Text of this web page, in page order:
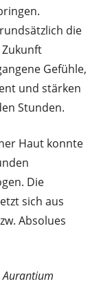
die
Gefühle,
und stärken
Stunden.
Haut konnte
Die
sich aus
Absolues
Aurantium